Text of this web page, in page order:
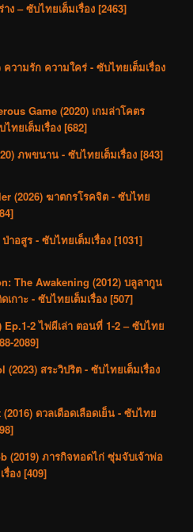
ง – ซับไทยเต็มเรื่อง [2463]
ความรัก ความใคร่ - ซับไทยเต็มเรื่อง
Game (2020) เกมล่าโคตร
ทยเต็มเรื่อง [682]
ภพขนาน - ซับไทยเต็มเรื่อง [843]
(2026) ฆาตกรโรคจิต - ซับไทย
าอสูร - ซับไทยเต็มเรื่อง [1031]
The Awakening (2012) บลูลากูน
กาะ - ซับไทยเต็มเรื่อง [507]
Ep.1-2 ไพ่ผีเล่า ตอนที่ 1-2 – ซับไทย
2089]
สระวิปริต - ซับไทยเต็มเรื่อง
ดวลเดือดเลือดเย็น - ซับไทย
(2019) ภารกิจทอดไก่ ซุ่มจับเจ้าพ่อ
รื่อง [409]